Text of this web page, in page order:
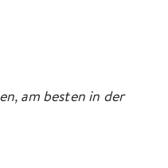
am besten in der